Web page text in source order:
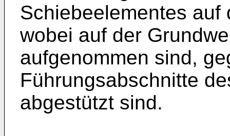
Schiebeelementes
wobei auf der
aufgenommen sind,
Führungsabschnitte
abgestützt sind.